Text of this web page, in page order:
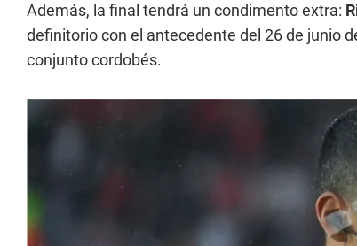
Además, la final tendrá un condimento extra:
definitorio con el antecedente del 26 de junio
conjunto cordobés.